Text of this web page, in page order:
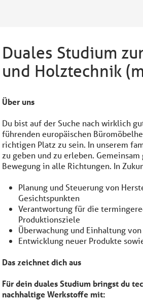
Duales Studium
und Holztechnik
Über uns
Du bist auf der Suche nach wirklich
führenden europäischen
richtigen Platz zu sein. In unserem
zu geben und zu erleben.
Bewegung in alle Richtungen. In
Planung und Steuerung von
Gesichtspunkten
Verantwortung für die
Produktionsziele
Überwachung und Einhaltung
Entwicklung neuer Produkte
Das zeichnet dich aus
Für dein duales Studium bringst du
nachhaltige Werkstoffe mit: